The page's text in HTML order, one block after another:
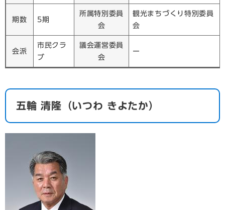
期数 5期
所属特別委員
会
観光まちづくり特別委員
会
会派
市民クラ
ブ
議会運営委員
会
ー
​五輪 清隆（いつわ きよたか）